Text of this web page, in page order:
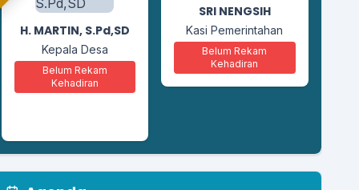
H. MARTIN, S.Pd,SD
Kepala Desa
Belum Rekam
Kehadiran
SRI NENGSIH
Kasi Pemerintahan
Belum Rekam
Kehadiran
Belum Rekam
Kehadiran